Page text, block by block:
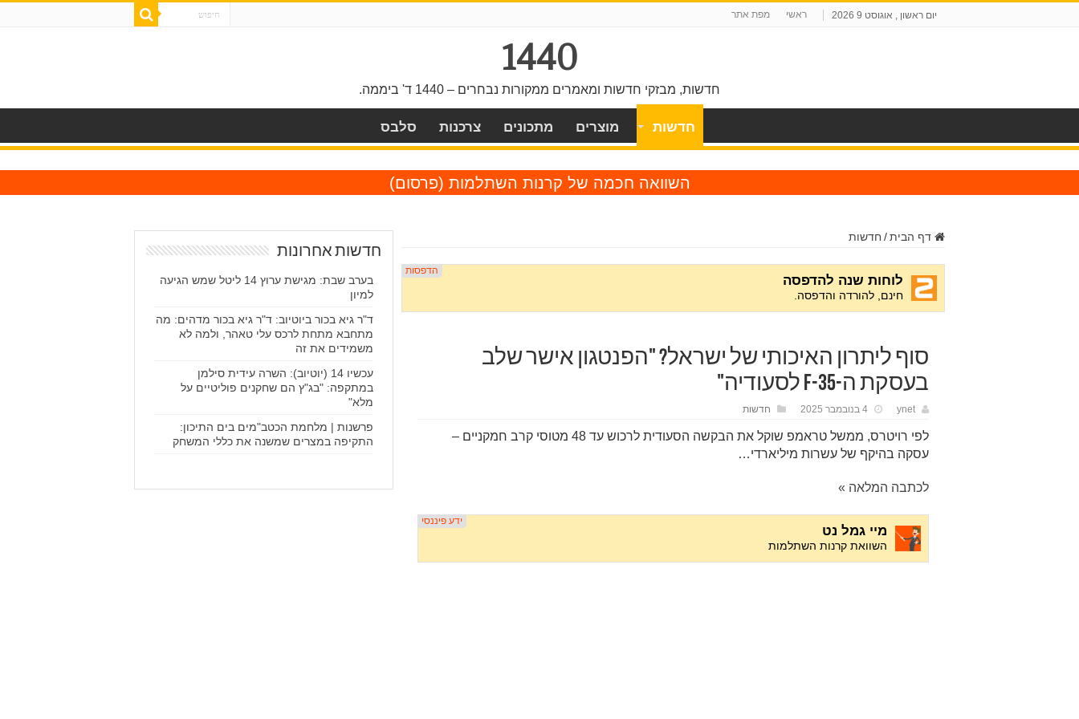
יום ראשון , אוגוסט 9 2026 ראשי מפת אתר
1440
חדשות, מבזקי חדשות ומאמרים ממקורות נבחרים – 1440 ד' ביממה.
חדשות מוצרים מתכונים צרכנות סלבס
השוואה חכמה של קרנות השתלמות (פרסום)
דף הבית/ חדשות
סוף ליתרון האיכותי של ישראל? "הפנטגון אישר שלב
בעסקת ה-F-35 לסעודיה"
ynet 4 בנובמבר 2025 חדשות
לפי רויטרס, ממשל טראמפ שוקל את הבקשה הסעודית לרכוש עד 48 מטוסי קרב חמקניים –
עסקה בהיקף של עשרות מיליארדי…
לכתבה המלאה »
חדשות אחרונות
בערב שבת: מגישת ערוץ 14 ליטל שמש הגיעה
למיון
ד"ר גיא בכור ביוטיוב: ד"ר גיא בכור מדהים: מה
מתחבא מתחת לרכס עלי טאהר, ולמה לא
משמידים את זה
עכשיו 14 (יוטיוב): השרה עידית סילמן
במתקפה: "בג"ץ הם שחקנים פוליטיים על
מלא"
פרשנות | מלחמת הכטב"מים בים התיכון:
התקיפה במצרים שמשנה את כללי המשחק